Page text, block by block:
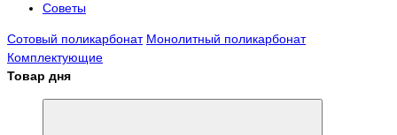
Советы
Сотовый поликарбонат Монолитный поликарбонат
Комплектующие
Товар дня